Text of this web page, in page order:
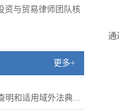
资与贸易律师团队核
更多+
和适用域外法典型...
通